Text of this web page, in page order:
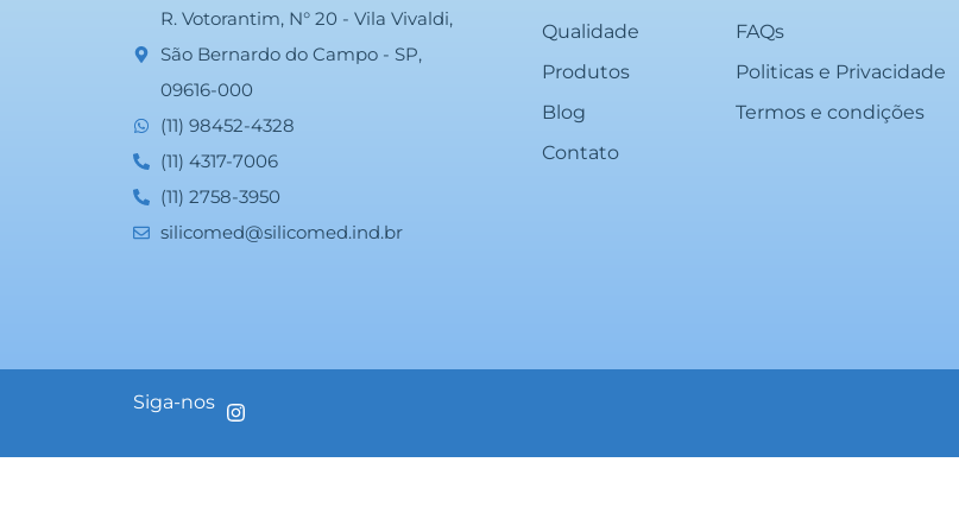
R. Votorantim, N° 20 - Vila Vivaldi,
São Bernardo do Campo - SP,
09616-000
(11) 98452-4328
(11) 4317-7006
(11) 2758-3950
silicomed@silicomed.ind.br
Qualidade
Produtos
Blog
Contato
FAQs
Politicas e Privacidade
Termos e condições
Siga-nos